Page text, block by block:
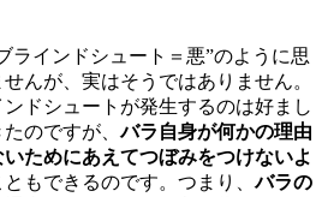
ラインドシュート＝悪”のように思
んが、実はそうではありません。
ドシュートが発生するのは好まし
たのですが、バラ自身が何かの理由
ためにあえてつぼみをつけないよ
ともできるのです。つまり、バラの